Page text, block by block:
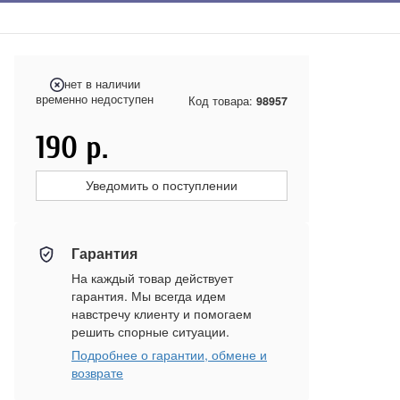
нет в наличии
временно недоступен
Код товара: 98957
190 р.
Уведомить о поступлении
Гарантия
На каждый товар действует
гарантия. Мы всегда идем
навстречу клиенту и помогаем
решить спорные ситуации.
Подробнее о гарантии, обмене и
возврате